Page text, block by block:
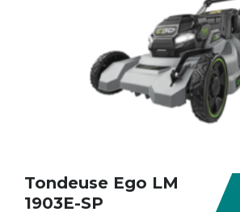
Tondeuse Ego LM
1903E-SP